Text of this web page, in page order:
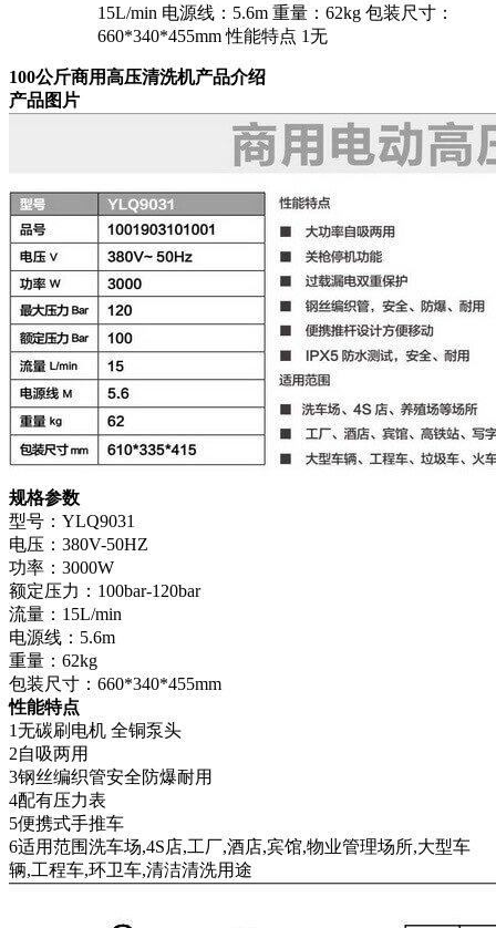
15L/min 电源线：5.6m 重量：62kg 包装尺寸：
660*340*455mm 性能特点 1无
100公斤商用高压清洗机产品介绍
产品图片
规格参数
型号：YLQ9031
电压：380V-50HZ
功率：3000W
额定压力：100bar-120bar
流量：15L/min
电源线：5.6m
重量：62kg
包装尺寸：660*340*455mm
性能特点
1无碳刷电机 全铜泵头
2自吸两用
3钢丝编织管安全防爆耐用
4配有压力表
5便携式手推车
6适用范围洗车场,4S店,工厂,酒店,宾馆,物业管理场所,大型车
辆,工程车,环卫车,清洁清洗用途